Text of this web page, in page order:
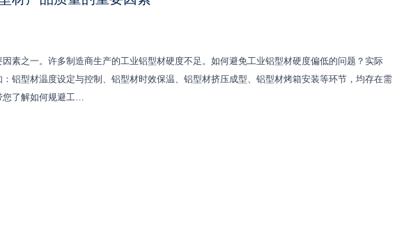
素之一。许多制造商生产的工业铝型材硬度不足。如何避免工业铝型材硬度偏低的问题？实际
：铝型材温度设定与控制、铝型材时效保温、铝型材挤压成型、铝型材烤箱安装等环节，均存在需
了解如何规避工…